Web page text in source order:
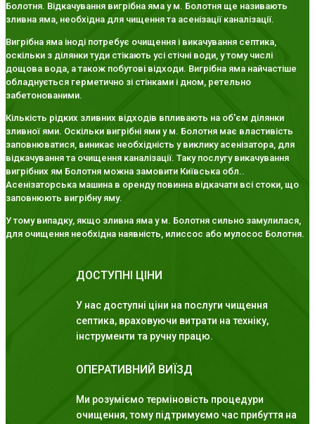
Болотня. Відкачування вигрібна яма у м. Болотня ще називають
зливна яма, необхідна для чищення та асенізації каналізації.
Вигрібна яма іноді потребує очищення і викачування септика,
оскільки з ділянки туди стікають усі стічні води, у тому числі
дощова вода, а також побутові відходи. Вигрібна яма найчастіше
обладнується герметично зі стінками і дном, ретельно
забетонованими.
Кількість рідких зливних відходів впливають на об'єм ділянки
зливної ями. Оскільки вигрібні ями у м. Болотня має властивість
заповнюватися, виникає необхідність у виклику асенізатора, для
відкачування та очищення каналізації. Таку послугу викачування
вигрібних ям Болотня можна замовити Київська обл..
Асенізаторська машина в оренду повинна відкачати всі стоки, що
заповнюють вигрібну яму.
У тому випадку, якщо зливна яма у м. Болотня сильно замулилася,
для очищення необхідна наявність, илиссос або мулосос Болотня.
ДОСТУПНІ ЦІНИ
У нас доступні ціни на послуги чищення
септика, враховуючи витрати на техніку,
інструменти та ручну працю.
ОПЕРАТИВНИЙ ВИЇЗД
Ми розуміємо терміновість процедури
очищення, тому підтримуємо час прибуття на